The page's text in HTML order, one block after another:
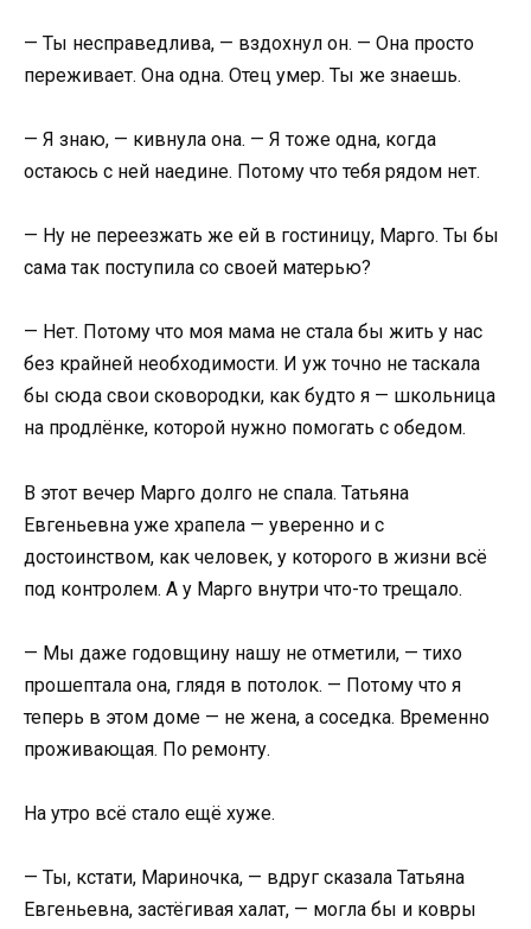
— Ты несправедлива, — вздохнул он. — Она просто
переживает. Она одна. Отец умер. Ты же знаешь.
— Я знаю, — кивнула она. — Я тоже одна, когда
остаюсь с ней наедине. Потому что тебя рядом нет.
— Ну не переезжать же ей в гостиницу, Марго. Ты бы
сама так поступила со своей матерью?
— Нет. Потому что моя мама не стала бы жить у нас
без крайней необходимости. И уж точно не таскала
бы сюда свои сковородки, как будто я — школьница
на продлёнке, которой нужно помогать с обедом.
В этот вечер Марго долго не спала. Татьяна
Евгеньевна уже храпела — уверенно и с
достоинством, как человек, у которого в жизни всё
под контролем. А у Марго внутри что-то трещало.
— Мы даже годовщину нашу не отметили, — тихо
прошептала она, глядя в потолок. — Потому что я
теперь в этом доме — не жена, а соседка. Временно
проживающая. По ремонту.
На утро всё стало ещё хуже.
— Ты, кстати, Мариночка, — вдруг сказала Татьяна
Евгеньевна, застёгивая халат, — могла бы и ковры